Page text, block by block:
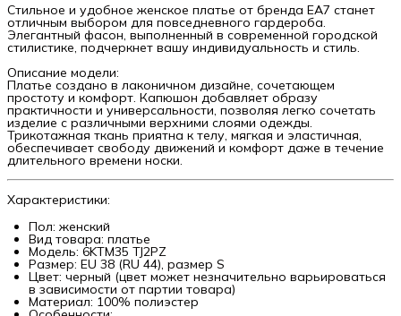
Стильное и удобное женское платье от бренда EA7 станет
отличным выбором для повседневного гардероба.
Элегантный фасон, выполненный в современной городской
стилистике, подчеркнет вашу индивидуальность и стиль.
Описание модели:
Платье создано в лаконичном дизайне, сочетающем
простоту и комфорт. Капюшон добавляет образу
практичности и универсальности, позволяя легко сочетать
изделие с различными верхними слоями одежды.
Трикотажная ткань приятна к телу, мягкая и эластичная,
обеспечивает свободу движений и комфорт даже в течение
длительного времени носки.
Характеристики:
Пол: женский
Вид товара: платье
Модель: 6KTM35 TJ2PZ
Размер: EU 38 (RU 44), размер S
Цвет: черный (цвет может незначительно варьироваться
в зависимости от партии товара)
Материал: 100% полиэстер